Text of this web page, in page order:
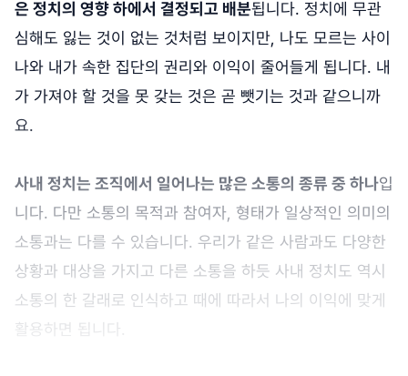
은 정치의 영향 하에서 결정되고 배분됩니다. 정치에 무관
심해도 잃는 것이 없는 것처럼 보이지만, 나도 모르는 사이
나와 내가 속한 집단의 권리와 이익이 줄어들게 됩니다. 내
가 가져야 할 것을 못 갖는 것은 곧 뺏기는 것과 같으니까
요.
사내 정치는 조직에서 일어나는 많은 소통의 종류 중 하나입
니다. 다만 소통의 목적과 참여자, 형태가 일상적인 의미의
소통과는 다를 수 있습니다. 우리가 같은 사람과도 다양한
상황과 대상을 가지고 다른 소통을 하듯 사내 정치도 역시
소통의 한 갈래로 인식하고 때에 따라서 나의 이익에 맞게
활용하면 됩니다.